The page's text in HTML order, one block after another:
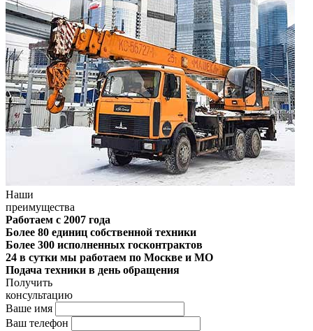
Наши
преимущества
Работаем с 2007 года
Более 80 единиц собственной техники
Более 300 исполненных госконтрактов
24 в сутки мы работаем по Москве и МО
Подача техники в день обращения
Получить
консультацию
Ваше имя
Ваш телефон